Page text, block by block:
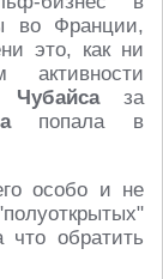
во Франции,
это, как ни
Чубайсаза
попала в
особо и не
что обратить